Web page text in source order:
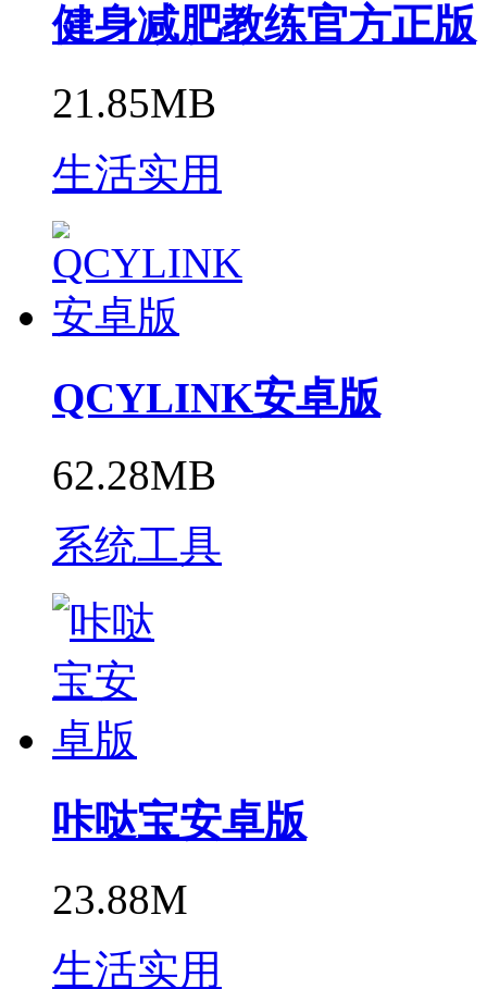
健身减肥教练官方正版
21.85MB
生活实用
QCYLINK安卓版
62.28MB
系统工具
咔哒宝安卓版
23.88M
生活实用